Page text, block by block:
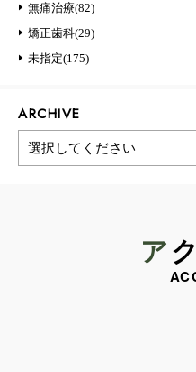
無痛治療(82)
矯正歯科(29)
未指定(175)
ARCHIVE